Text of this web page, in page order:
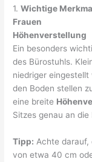
1.Wichtige
Frauen
Höhenverstellung
Ein besonders
des Bürostuhls.
niedriger
den Boden stellen
eine breite
Sitzes genau an
Tipp: Achte darauf,
von etwa 40 cm